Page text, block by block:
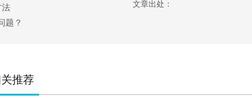
法
题？
文章出处：
推荐